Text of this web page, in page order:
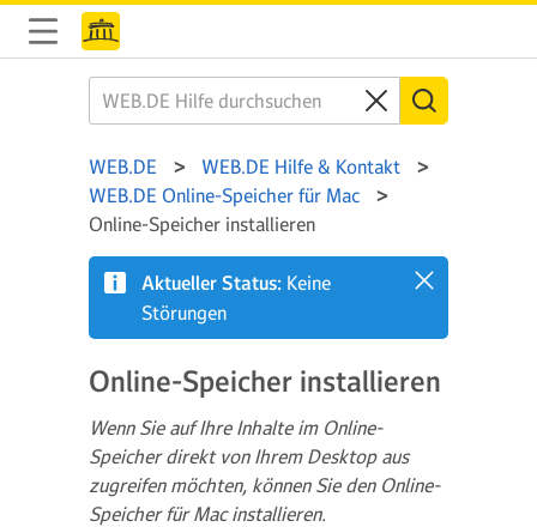
WEB.DE
WEB.DE Hilfe & Kontakt
WEB.DE Online-Speicher für Mac
Online-Speicher installieren
Aktueller Status: Keine
Störungen
Online-Speicher installieren
Wenn Sie auf Ihre Inhalte im Online-
Speicher direkt von Ihrem Desktop aus
zugreifen möchten, können Sie den Online-
Speicher für Mac installieren.